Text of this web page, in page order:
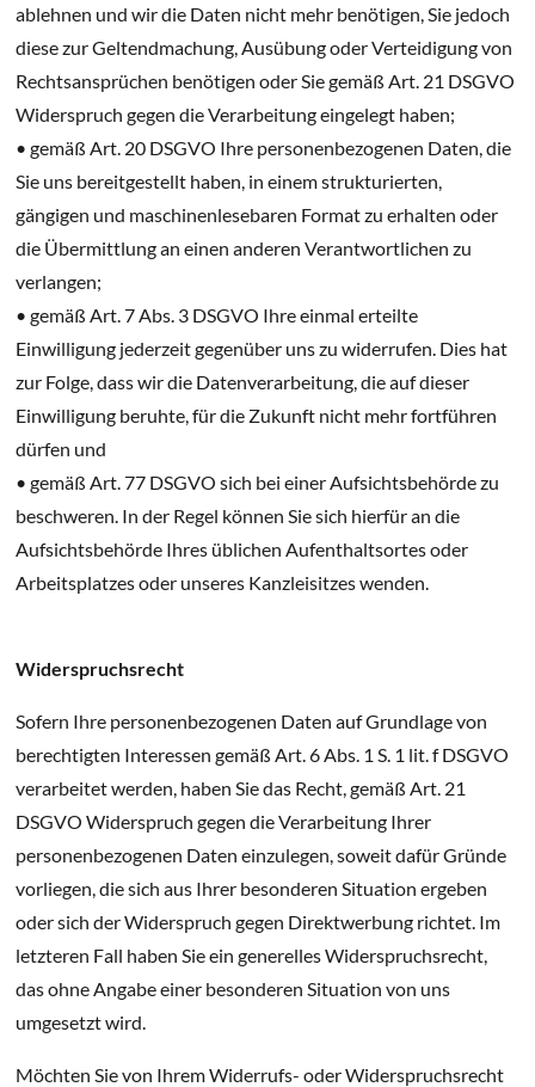
ablehnen und wir die Daten nicht mehr benötigen, Sie jedoch
diese zur Geltendmachung, Ausübung oder Verteidigung von
Rechtsansprüchen benötigen oder Sie gemäß Art. 21 DSGVO
Widerspruch gegen die Verarbeitung eingelegt haben;
• gemäß Art. 20 DSGVO Ihre personenbezogenen Daten, die
Sie uns bereitgestellt haben, in einem strukturierten,
gängigen und maschinenlesebaren Format zu erhalten oder
die Übermittlung an einen anderen Verantwortlichen zu
verlangen;
• gemäß Art. 7 Abs. 3 DSGVO Ihre einmal erteilte
Einwilligung jederzeit gegenüber uns zu widerrufen. Dies hat
zur Folge, dass wir die Datenverarbeitung, die auf dieser
Einwilligung beruhte, für die Zukunft nicht mehr fortführen
dürfen und
• gemäß Art. 77 DSGVO sich bei einer Aufsichtsbehörde zu
beschweren. In der Regel können Sie sich hierfür an die
Aufsichtsbehörde Ihres üblichen Aufenthaltsortes oder
Arbeitsplatzes oder unseres Kanzleisitzes wenden.
Widerspruchsrecht
Sofern Ihre personenbezogenen Daten auf Grundlage von
berechtigten Interessen gemäß Art. 6 Abs. 1 S. 1 lit. f DSGVO
verarbeitet werden, haben Sie das Recht, gemäß Art. 21
DSGVO Widerspruch gegen die Verarbeitung Ihrer
personenbezogenen Daten einzulegen, soweit dafür Gründe
vorliegen, die sich aus Ihrer besonderen Situation ergeben
oder sich der Widerspruch gegen Direktwerbung richtet. Im
letzteren Fall haben Sie ein generelles Widerspruchsrecht,
das ohne Angabe einer besonderen Situation von uns
umgesetzt wird.
Möchten Sie von Ihrem Widerrufs- oder Widerspruchsrecht